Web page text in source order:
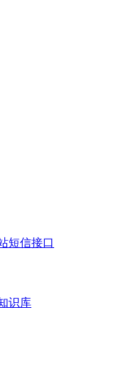
短信接口
识库